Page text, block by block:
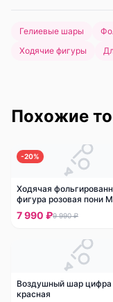
Гелиевые шары
Ходячие фигуры
Похожие
-20%
Ходячая
фигура розовая пони
Pony
7 990 ₽9 990 ₽
Воздушный шар цифра
красная